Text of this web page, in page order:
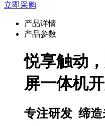
立即采购
产品详情
产品参数
悦享触动
屏一体机
专注研发 缔造